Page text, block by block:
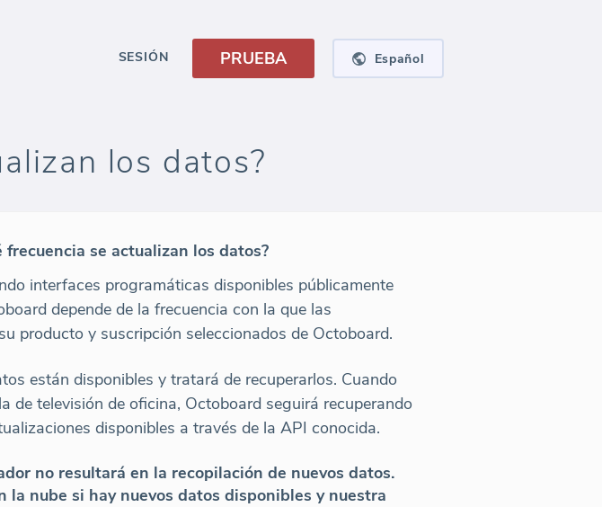
SESIÓN PRUEBA Español
los datos?
frecuencia se actualizan los datos?
interfaces programáticas disponibles públicamente
depende de la frecuencia con la que las
producto y suscripción seleccionados de Octoboard.
están disponibles y tratará de recuperarlos. Cuando
de televisión de oficina, Octoboard seguirá recuperando
disponibles a través de la API conocida.
no resultará en la recopilación de nuevos datos.
la nube si hay nuevos datos disponibles y nuestra